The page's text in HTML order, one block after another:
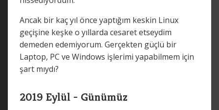
Ancak bir kaç yıl önce yaptığım keskin Linux
geçişine keşke o yıllarda cesaret etseydim
demeden edemiyorum. Gerçekten güçlü bir
Laptop, PC ve Windows işlerimi yapabilmem için
şart mıydı?
2019 Eylül - Günümüz